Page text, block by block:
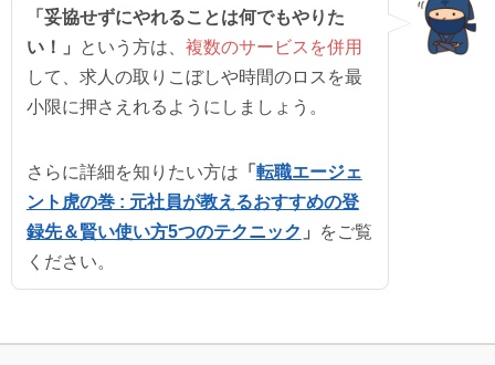
「妥協せずにやれることは何でもやりた
い！」
という方は、 複数のサービスを併用
して、求人の取りこぼしや時間のロスを最
小限に押さえれるようにしましょう。
さらに詳細を知りたい方は 「 転職エージェ
ント虎の巻 : 元社員が教えるおすすめの登
録先＆賢い使い方5つのテクニック 」
をご覧
ください。